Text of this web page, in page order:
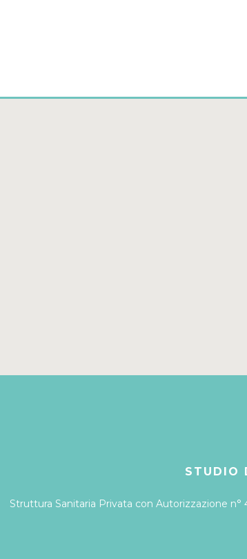
STUDIO
Struttura Sanitaria Privata con Autorizzazione